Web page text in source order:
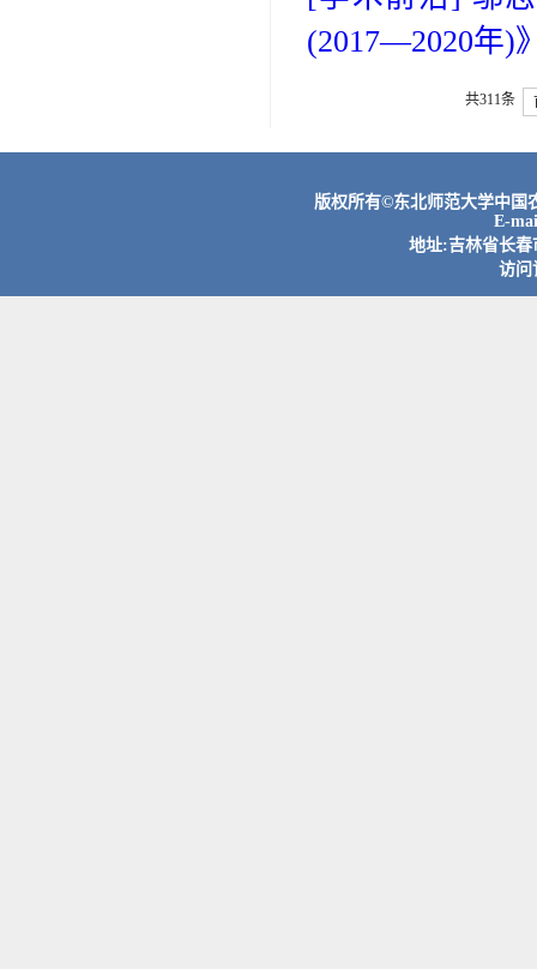
(2017—2020年)
共311条
版权所有©东北师范大学中
E-
地址:吉林省长
访问